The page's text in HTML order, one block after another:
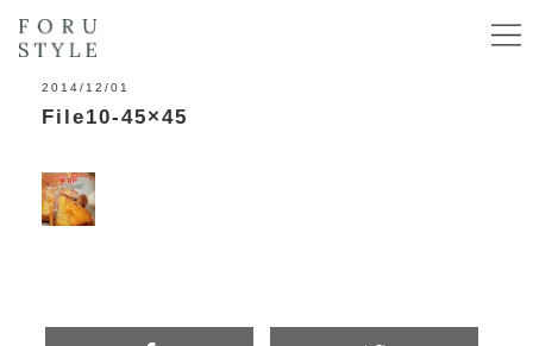
2014/12/01
File10-45×45